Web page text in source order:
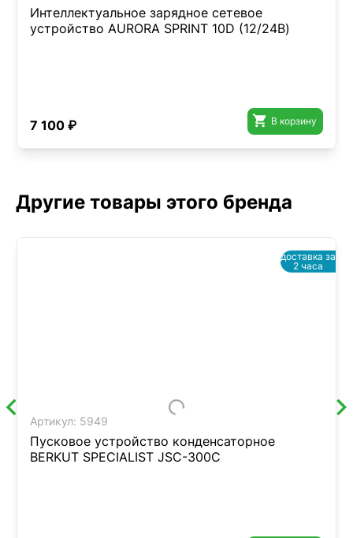
Интеллектуальное зарядное сетевое
устройство AURORA SPRINT 10D (12/24В)
7 100 ₽  В корзину
Другие товары этого бренда
Артикул: 5949
Пусковое устройство конденсаторное
BERKUT SPECIALIST JSC-300C
доставка за
2 часа